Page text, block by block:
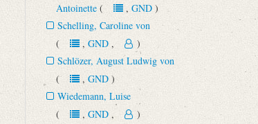
Antoinette (, GND)
Schelling, Caroline von
(, GND, )
Schlözer, August Ludwig von
(, GND)
Wiedemann, Luise
(, GND, )